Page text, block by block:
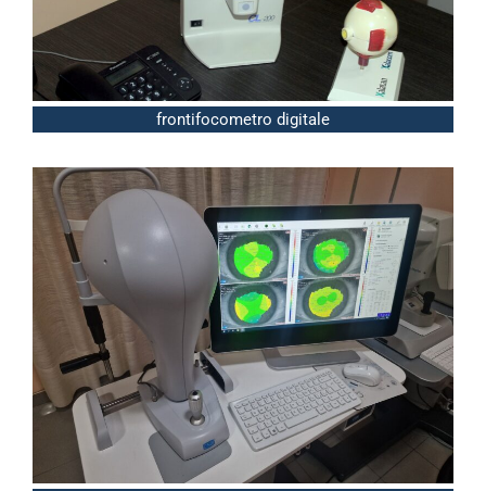
frontifocometro digitale